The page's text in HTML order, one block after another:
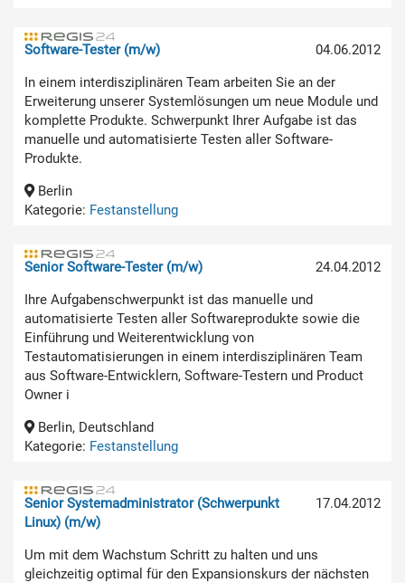
04.06.2012
Software-Tester (m/w)
In einem interdisziplinären Team arbeiten Sie an der
Erweiterung unserer Systemlösungen um neue Module und
komplette Produkte. Schwerpunkt Ihrer Aufgabe ist das
manuelle und automatisierte Testen aller Software-
Produkte.
Berlin
Kategorie: Festanstellung
24.04.2012
Senior Software-Tester (m/w)
Ihre Aufgabenschwerpunkt ist das manuelle und
automatisierte Testen aller Softwareprodukte sowie die
Einführung und Weiterentwicklung von
Testautomatisierungen in einem interdisziplinären Team
aus Software-Entwicklern, Software-Testern und Product
Owner i
Berlin, Deutschland
Kategorie: Festanstellung
17.04.2012
Senior Systemadministrator (Schwerpunkt
Linux) (m/w)
Um mit dem Wachstum Schritt zu halten und uns
gleichzeitig optimal für den Expansionskurs der nächsten